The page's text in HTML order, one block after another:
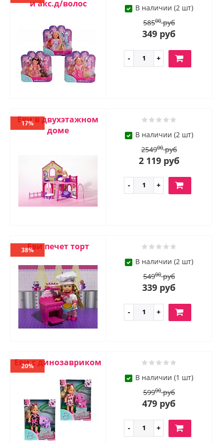
и акс.д/волос
В наличии (2 шт)
58500руб
349 руб
Еви в двухэтажном
доме
17%
В наличии (2 шт)
254900руб
2 119 руб
Еви печет торт
38%
В наличии (2 шт)
54900руб
339 руб
Еви с динозавриком
20%
В наличии (1 шт)
59900руб
479 руб